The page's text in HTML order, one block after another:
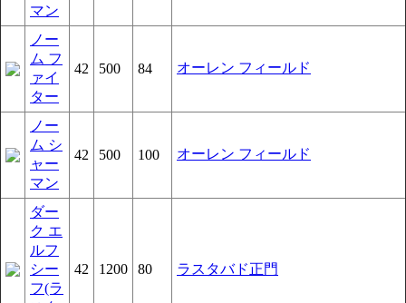
マン
ノー
ム フ
ァイ
ター
42 500 84 オーレン フィールド
ノー
ム シ
ャー
マン
42 500 100 オーレン フィールド
ダー
ク エ
ルフ
シー
フ(ラ
42 1200 80 ラスタバド正門